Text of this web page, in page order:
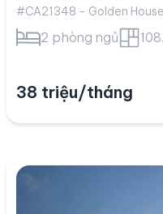
#CA21348 - Golden
2 phòng ngủ
38 triệu/tháng